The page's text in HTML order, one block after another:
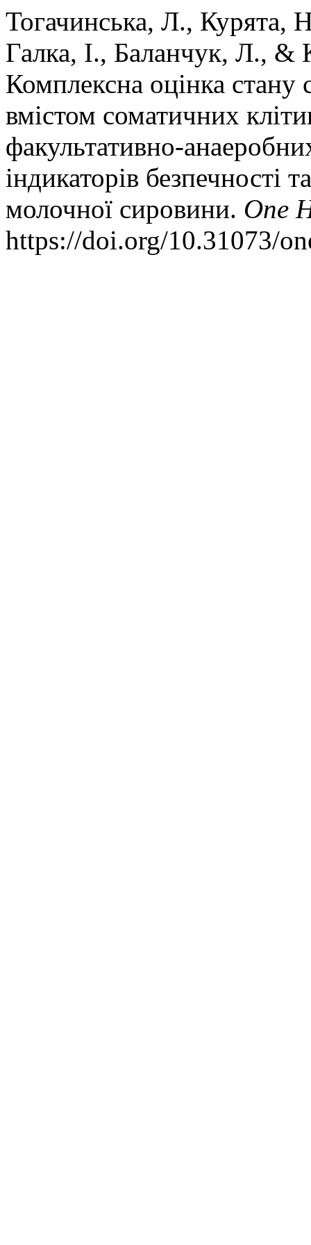
Тогачинська, Л., Курята,
Галка, І., Баланчук, Л., &
Комплексна оцінка стану
вмістом соматичних
факультативно-
індикаторів безпечності
молочної сировини. One
https://doi.org/10.31073/